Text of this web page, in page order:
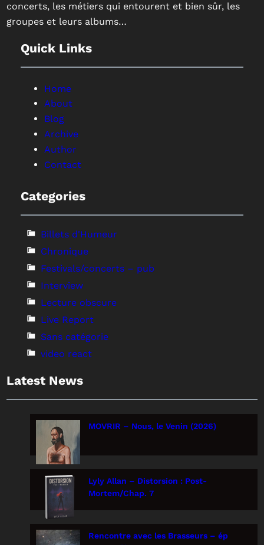
concerts, les métiers qui entourent et bien sûr, les
groupes et leurs albums…
Quick Links
Home
About
Blog
Archive
Author
Contact
Categories
Billets d'Humeur
Chronique
Festivals/concerts – pub
Interview
Lecture obscure
Live Report
Sans catégorie
video react
Latest News
MOVRIR – Nous, le Venin (2026)
Lyly Allan – Distorsion : Post-
Mortem/Chap. 7
Rencontre avec les Brasseurs – ép